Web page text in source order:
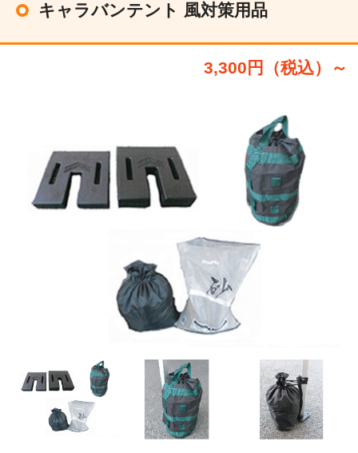
キャラバンテント 風対策用品
3,300円（税込）～